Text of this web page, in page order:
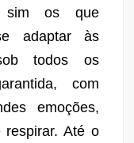
sim os que
adaptar às
todos os
com
emoções,
respirar. Até o